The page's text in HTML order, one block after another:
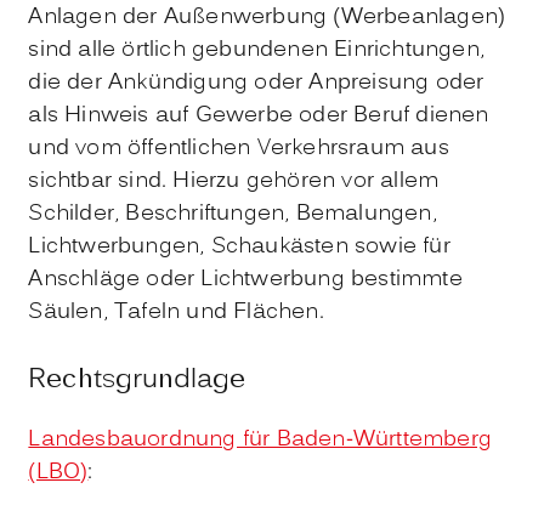
Anlagen der Außenwerbung (Werbeanlagen)
sind alle örtlich gebundenen Einrichtungen,
die der Ankündigung oder Anpreisung oder
als Hinweis auf Gewerbe oder Beruf dienen
und vom öffentlichen Verkehrsraum aus
sichtbar sind. Hierzu gehören vor allem
Schilder, Beschriftungen, Bemalungen,
Lichtwerbungen, Schaukästen sowie für
Anschläge oder Lichtwerbung bestimmte
Säulen, Tafeln und Flächen.
Rechtsgrundlage
Landesbauordnung für Baden-Württemberg
(LBO):